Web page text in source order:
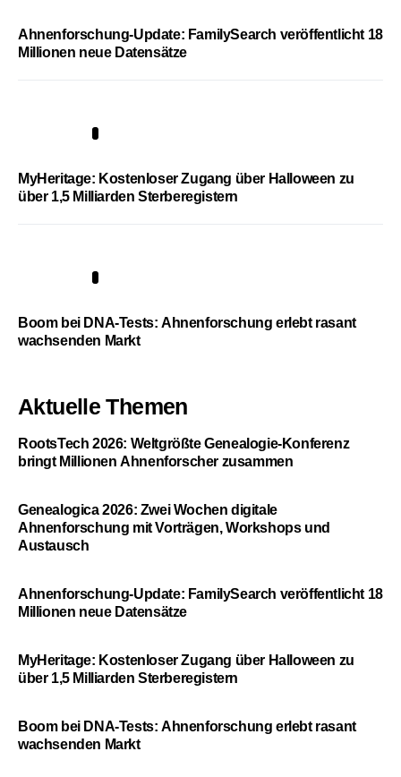
Ahnenforschung-Update: FamilySearch veröffentlicht 18
Millionen neue Datensätze
MyHeritage: Kostenloser Zugang über Halloween zu
über 1,5 Milliarden Sterberegistern
Boom bei DNA-Tests: Ahnenforschung erlebt rasant
wachsenden Markt
Aktuelle Themen
RootsTech 2026: Weltgrößte Genealogie-Konferenz
bringt Millionen Ahnenforscher zusammen
Genealogica 2026: Zwei Wochen digitale
Ahnenforschung mit Vorträgen, Workshops und
Austausch
Ahnenforschung-Update: FamilySearch veröffentlicht 18
Millionen neue Datensätze
MyHeritage: Kostenloser Zugang über Halloween zu
über 1,5 Milliarden Sterberegistern
Boom bei DNA-Tests: Ahnenforschung erlebt rasant
wachsenden Markt